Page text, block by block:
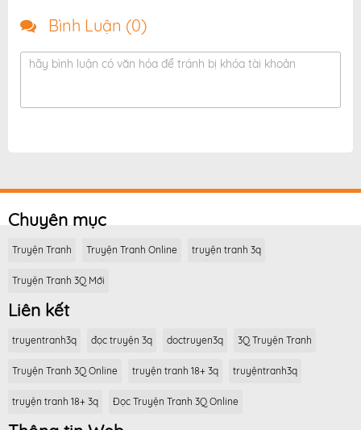
Bình Luận (0)
hãy bình luận có văn hóa để tránh bị khóa tài khoản
Chuyên mục
Truyện Tranh Truyện Tranh Online truyện tranh 3q
Truyện Tranh 3Q Mới
Liên kết
truyentranh3q đọc truyện 3q doctruyen3q 3Q Truyện Tranh
Truyện Tranh 3Q Online truyện tranh 18+ 3q truyệntranh3q
truyện tranh 18+ 3q Đọc Truyện Tranh 3Q Online